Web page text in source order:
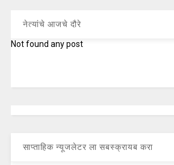
नेत्यांचे आजचे दौरे
Not found any post
साप्ताहिक न्यूजलेटर ला सबस्क्रायब करा